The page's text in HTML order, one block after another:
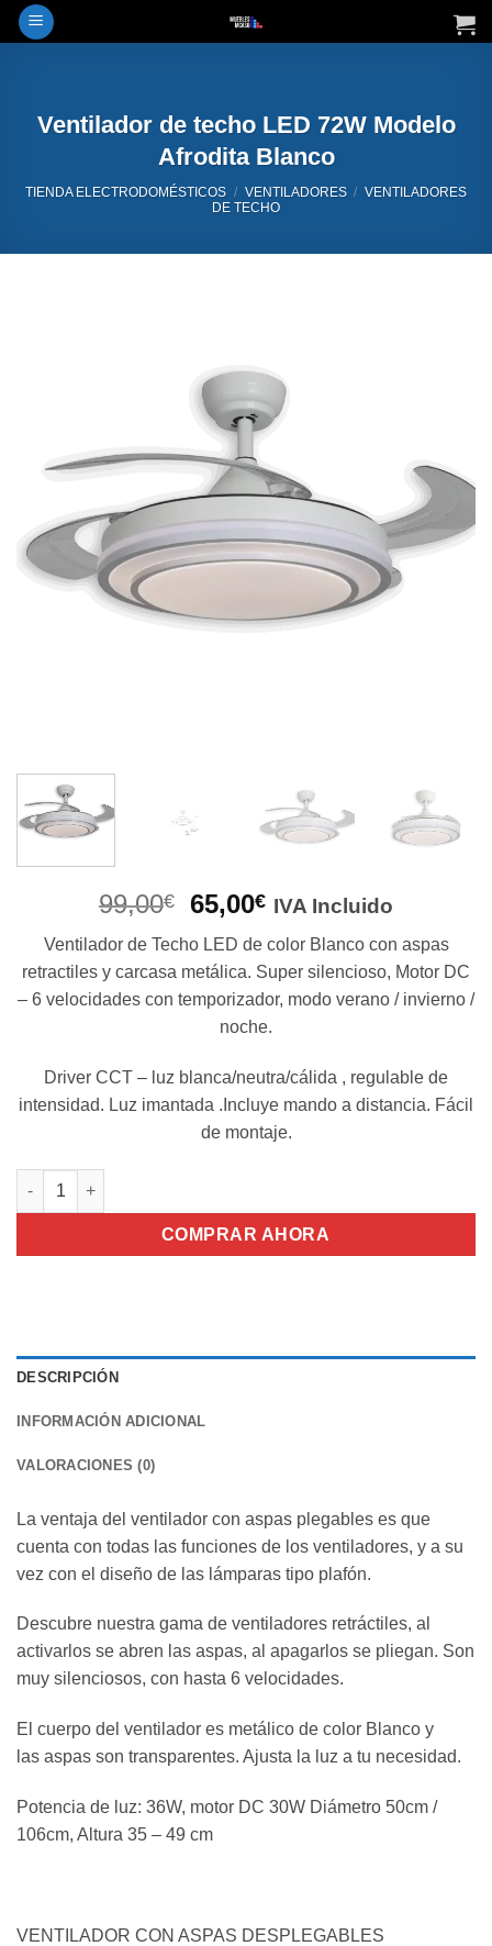
Saltar
al
Ventilador de techo LED 72W Modelo
Afrodita Blanco
TIENDA ELECTRODOMÉSTICOS / VENTILADORES / VENTILADORES
DE TECHO
99,00€
El
original
era:
99,00€.
65,00€El
actual
es:
65,00€.
IVA Incluido
Ventilador de Techo LED de color Blanco con aspas
retractiles y carcasa metálica. Super silencioso, Motor DC
– 6 velocidades con temporizador, modo verano / invierno /
noche.
Driver CCT – luz blanca/neutra/cálida , regulable de
intensidad. Luz imantada .Incluye mando a distancia. Fácil
de montaje.
Ventilador de techo LED 72W Modelo Afrodita Blanco cantidad
COMPRAR AHORA
DESCRIPCIÓN
INFORMACIÓN ADICIONAL
VALORACIONES (0)
La ventaja del ventilador con aspas plegables es que
cuenta con todas las funciones de los ventiladores, y a su
vez con el diseño de las lámparas tipo plafón.
Descubre nuestra gama de ventiladores retráctiles, al
activarlos se abren las aspas, al apagarlos se pliegan. Son
muy silenciosos, con hasta 6 velocidades.
El cuerpo del ventilador es metálico de color Blanco y
las aspas son transparentes. Ajusta la luz a tu necesidad.
Potencia de luz: 36W, motor DC 30W Diámetro 50cm /
106cm, Altura 35 – 49 cm
VENTILADOR CON ASPAS DESPLEGABLES